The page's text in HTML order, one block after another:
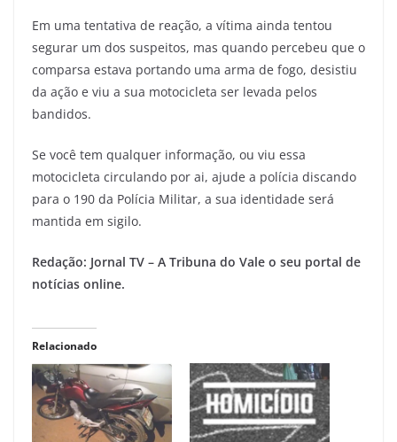
Em uma tentativa de reação, a vítima ainda tentou
segurar um dos suspeitos, mas quando percebeu que o
comparsa estava portando uma arma de fogo, desistiu
da ação e viu a sua motocicleta ser levada pelos
bandidos.
Se você tem qualquer informação, ou viu essa
motocicleta circulando por ai, ajude a polícia discando
para o 190 da Polícia Militar, a sua identidade será
mantida em sigilo.
Redação: Jornal TV – A Tribuna do Vale o seu portal de
notícias online.
Relacionado